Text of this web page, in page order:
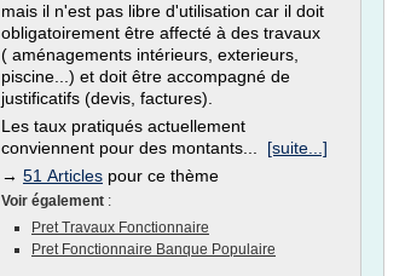
mais il n'est pas libre d'utilisation car il doit
obligatoirement être affecté à des travaux
( aménagements intérieurs, exterieurs,
piscine...) et doit être accompagné de
justificatifs (devis, factures).
Les taux pratiqués actuellement
conviennent pour des montants... [suite...]
→ 51 Articles pour ce thème
Voir également :
Pret Travaux Fonctionnaire
Pret Fonctionnaire Banque Populaire